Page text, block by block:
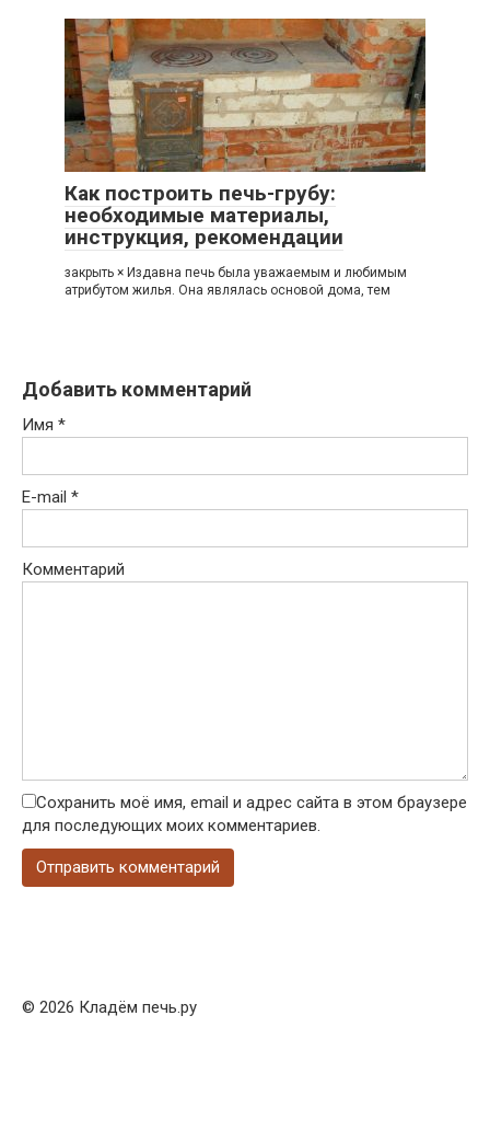
Как построить печь-грубу:
необходимые материалы,
инструкция, рекомендации
закрыть × Издавна печь была уважаемым и любимым
атрибутом жилья. Она являлась основой дома, тем
Добавить комментарий
Имя *
E-mail *
Комментарий
Сохранить моё имя, email и адрес сайта в этом браузере
для последующих моих комментариев.
© 2026 Кладём печь.ру